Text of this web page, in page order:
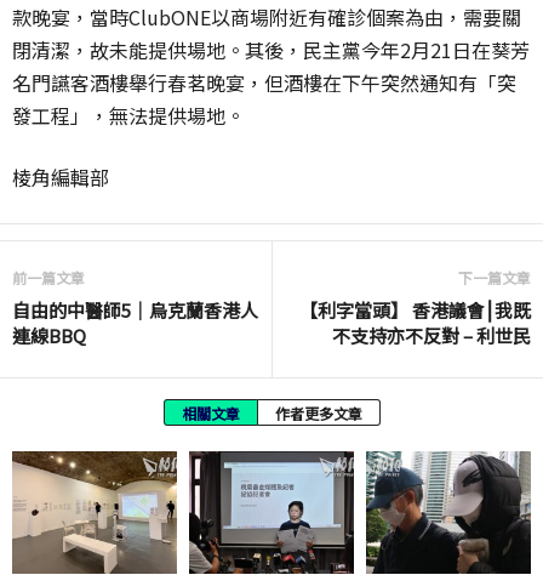
款晚宴，當時ClubONE以商場附近有確診個案為由，需要關
閉清潔，故未能提供場地。其後，民主黨今年2月21日在葵芳
名門讌客酒樓舉行春茗晚宴，但酒樓在下午突然通知有「突
發工程」，無法提供場地。
棱角編輯部
前一篇文章
自由的中醫師5｜烏克蘭香港人
連線BBQ
下一篇文章
【利字當頭】 香港議會⎮我既
不支持亦不反對 – 利世民
相關文章 作者更多文章